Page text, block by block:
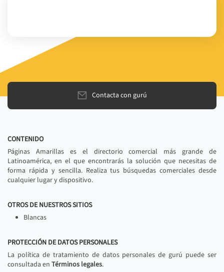
Contacta con gurú
CONTENIDO
Páginas Amarillas es el directorio comercial más grande de
Latinoamérica, en el que encontrarás la solución que necesitas de
forma rápida y sencilla. Realiza tus búsquedas comerciales desde
cualquier lugar y dispositivo.
OTROS DE NUESTROS SITIOS
Blancas
PROTECCIÓN DE DATOS PERSONALES
La política de tratamiento de datos personales de gurú puede ser
consultada en Términos legales.